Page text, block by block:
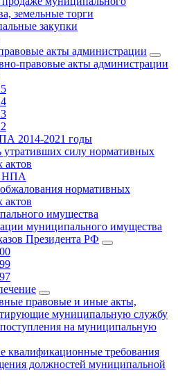
земельные торги
закупки
акты администрации
правовые акты администрации
2014-2021 годы
утративших силу нормативных
актов
НПА
нормативных
актов
имущества
муниципального имущества
Президента РФ
правовые и иные акты,
муниципальную службу
на муниципальную
квалификационные требования
должностей муниципальной